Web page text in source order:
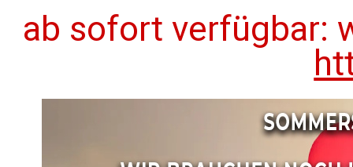
ab sofort verfügbar: